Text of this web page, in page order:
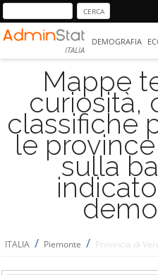
ITALIA
DEMOGRAFIA
Mappe
curiosità,
classifiche
le
sulla
ITALIA / Piemonte / Provincia di